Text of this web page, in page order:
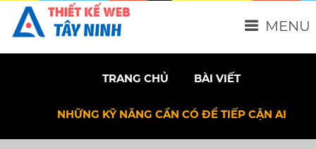
TRANG CHỦ BÀI VIẾT
NHỮNG KỸ NĂNG CẦN CÓ ĐỂ TIẾP CẬN AI
MENU